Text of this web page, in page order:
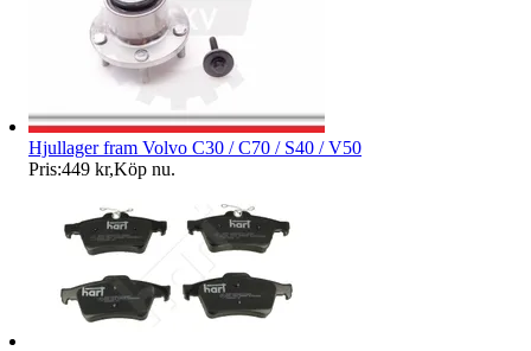
Hjullager fram Volvo C30 / C70 / S40 / V50
Pris:449 kr,Köp nu.